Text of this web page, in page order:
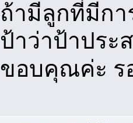
ถ้ามีลูกที่มีก
ป้าว่าป้าประ
ขอบคุณค่ะ ร